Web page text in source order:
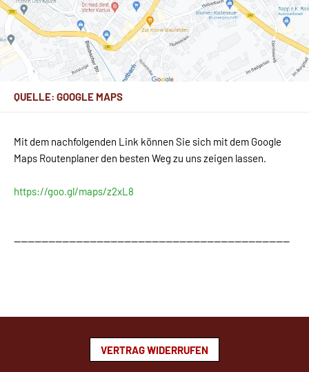
QUELLE: GOOGLE MAPS
Mit dem nachfolgenden Link können Sie sich mit dem Google
Maps Routenplaner den besten Weg zu uns zeigen lassen.
https://goo.gl/maps/z2xL8
--------------------------------------------------------------------------------
VERTRAG WIDERRUFEN